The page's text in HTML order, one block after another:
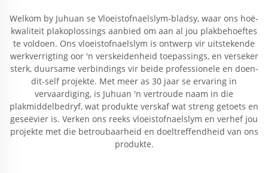
Welkom by Juhuan se Vloeistofnaelslym-bladsy, waar ons hoë-
kwaliteit plakoplossings aanbied om aan al jou plakbehoeftes
te voldoen. Ons vloeistofnaelslym is ontwerp vir uitstekende
werkverrigting oor 'n verskeidenheid toepassings, en verseker
sterk, duursame verbindings vir beide professionele en doen-
dit-self projekte. Met meer as 30 jaar se ervaring in
vervaardiging, is Juhuan 'n vertroude naam in die
plakmiddelbedryf, wat produkte verskaf wat streng getoets en
geseëvier is. Verken ons reeks vloeistofnaelslym en verhef jou
projekte met die betroubaarheid en doeltreffendheid van ons
produkte.